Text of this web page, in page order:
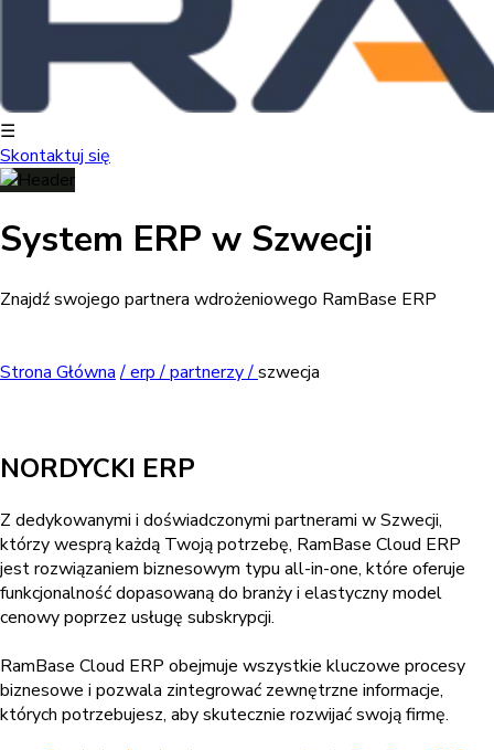
☰
Skontaktuj się
System ERP w Szwecji
Znajdź swojego partnera wdrożeniowego RamBase ERP
Strona Główna /erp /partnerzy /szwecja
NORDYCKI ERP
Z dedykowanymi i doświadczonymi partnerami w Szwecji,
którzy wesprą każdą Twoją potrzebę, RamBase Cloud ERP
jest rozwiązaniem biznesowym typu all-in-one, które oferuje
funkcjonalność dopasowaną do branży i elastyczny model
cenowy poprzez usługę subskrypcji.
RamBase Cloud ERP obejmuje wszystkie kluczowe procesy
biznesowe i pozwala zintegrować zewnętrzne informacje,
których potrzebujesz, aby skutecznie rozwijać swoją firmę.